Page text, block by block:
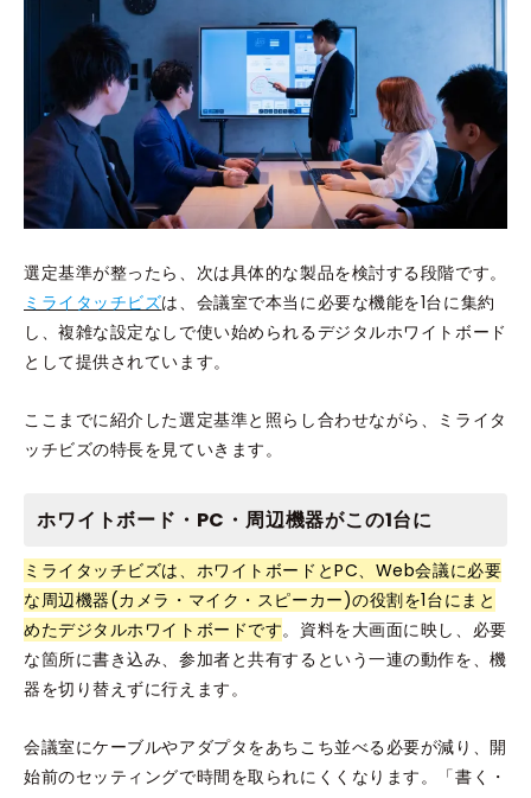
選定基準が整ったら、次は具体的な製品を検討する段階です。
ミライタッチビズは、会議室で本当に必要な機能を1台に集約
し、複雑な設定なしで使い始められるデジタルホワイトボード
として提供されています。
ここまでに紹介した選定基準と照らし合わせながら、ミライタ
ッチビズの特長を見ていきます。
ホワイトボード・PC・周辺機器がこの1台に
ミライタッチビズは、ホワイトボードとPC、Web会議に必要
な周辺機器(カメラ・マイク・スピーカー)の役割を1台にまと
めたデジタルホワイトボードです。資料を大画面に映し、必要
な箇所に書き込み、参加者と共有するという一連の動作を、機
器を切り替えずに行えます。
会議室にケーブルやアダプタをあちこち並べる必要が減り、開
始前のセッティングで時間を取られにくくなります。「書く・